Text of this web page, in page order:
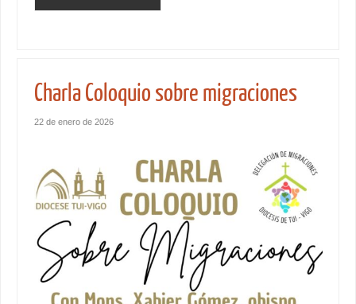
Charla Coloquio sobre migraciones
22 de enero de 2026